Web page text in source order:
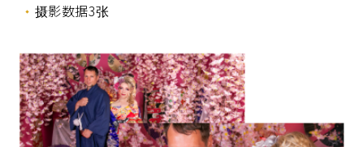
摄影数据3张